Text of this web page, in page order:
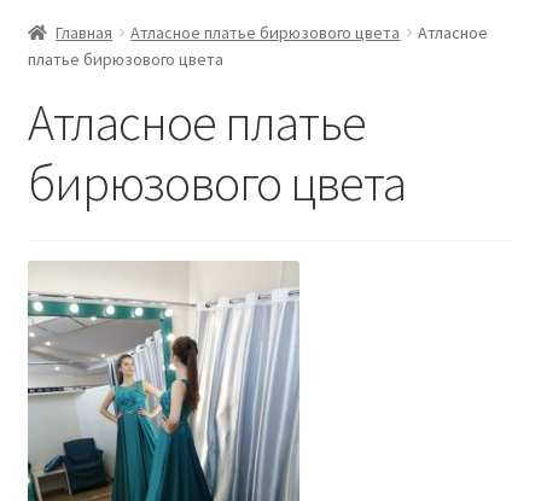
Главная Атласное платье бирюзового цвета
Атласное
платье бирюзового цвета
Атласное платье
бирюзового цвета